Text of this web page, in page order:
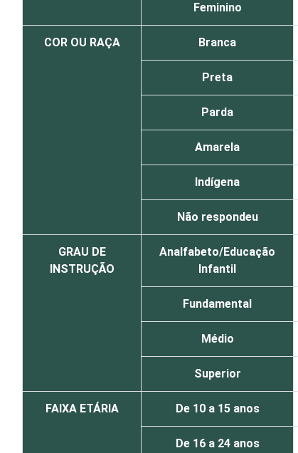
Feminino
COR OU RAÇA Branca
Preta
Parda
Amarela
Indígena
Não respondeu
GRAU DE
INSTRUÇÃO
Analfabeto/Educação
Infantil
Fundamental
Médio
Superior
FAIXA ETÁRIA De 10 a 15 anos
De 16 a 24 anos